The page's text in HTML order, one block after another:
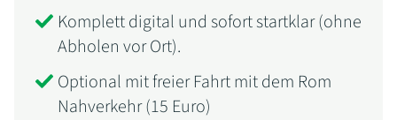
Komplett digital und sofort startklar (ohne
Abholen vor Ort).
Optional mit freier Fahrt mit dem Rom
Nahverkehr (15 Euro)